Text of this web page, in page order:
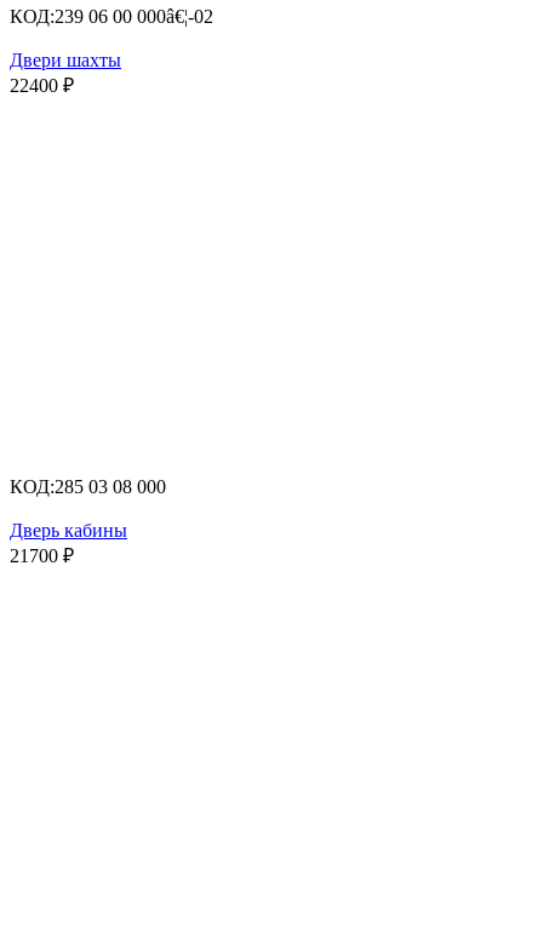
КОД:239 06 00 000â€¦-02
Двери шахты
22400 ₽
КОД:285 03 08 000
Дверь кабины
21700 ₽